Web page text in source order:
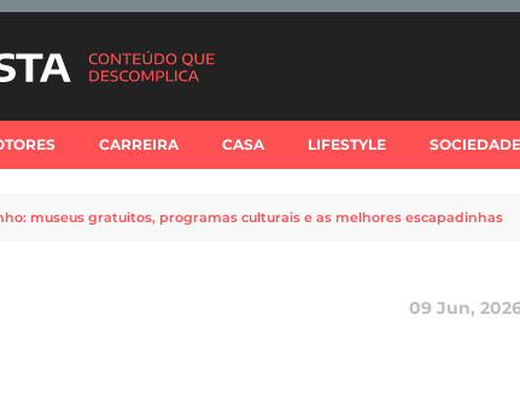
CARREIRA CASA LIFESTYLE SOCIEDADE
museus gratuitos, programas culturais e as melhores escapadinhas
09 Jun,